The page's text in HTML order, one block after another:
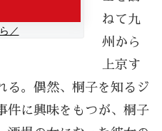
／
ねて九
州から
上京す
る。偶然、桐子を知るジ
件に興味をもつが、桐子